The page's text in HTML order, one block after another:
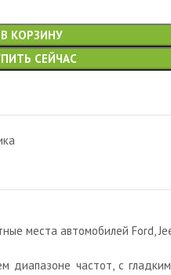
В КОРЗИНУ
СЕЙЧАС
места автомобилей Ford,
частот, с